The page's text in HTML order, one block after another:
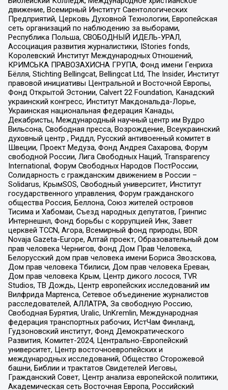
движение, Всемирный Институт Саентологических
Предприятий, Церковь Духовной Технологии, Европейская
сеть организаций по наблюдению за выборами,
Республика Польша, СВОБОДНЫЙ ИДЕЛЬ-УРАЛ,
Ассоциация развития журналистики, IStories fonds,
Королевский Институт Международных Отношений,
КРИМСЬКА ПРАВОЗАХИСНА ГРУПА, Фонд имени Генриха
Бёлля, Stichting Bellingcat, Bellingcat Ltd, The Insider, Институт
правовой инициативы Центральной и Восточной Европы,
Фонд Открытой Эстонии, Calvert 22 Foundation, Канадский
украинский конгресс, Институт Макдональда-Лорье,
Украинская национальная федерация Канады,
Декабристы, Международный научный центр им Вудро
Вильсона, Свободная пресса, Возрождение, Всеукраинский
духовный центр , Риддл, Русский антивоенный комитет в
Швеции, Проект Медуза, Фонд Андрея Сахарова, Форум
свободной России, Лига Свободных Наций, Transparеncy
International, Форум Свободных Народов ПостРоссии,
Солидарность с гражданским движением в России –
Solidarus, КрымSOS, Свободный университет, Институт
государственного управления, Форум гражданского
общества Россия, Беллона, Союз жителей островов
Тисима и Хабомаи, Съезд народных депутатов, Гринпис
Интернешнл, Фонд борьбы с коррупцией Инк, Завет
церквей TCCN, Агора, Всемирный фонд природы, BDR
Novaja Gazeta-Europe, Алтай проект, Образовательный дом
прав человека Чернигов, Фонд Дом Прав Человека,
Белорусский дом прав человека имени Бориса Звозскова,
Дом прав человека Тбилиси, Дом прав человека Ереван,
Дом прав человека Крым, Центр дикого лосося, TVR
Studios, ТВ Дождь, Центр европейских исследований им
Вилфрида Мартенса, Сетевое объединение журналистов
расследователей, АЛЛАТРА, За свободную Россию,
Свободная Бурятия, Uralic, UnKremlin, Международная
федерация транспортных рабочих, ИстЧам Финланд,
Гудзоновский институт, Фонд Демократического
Развития, Комитет-2024, Центрально-Европейский
университет, Центр восточноевропейских и
международных исследований, Общество Сторожевой
башни, Библии и трактатов Свидетелей Иеговы,
Гражданский Совет, Центр анализа европейской политики,
Академическая сеть Восточная Европа, Российский